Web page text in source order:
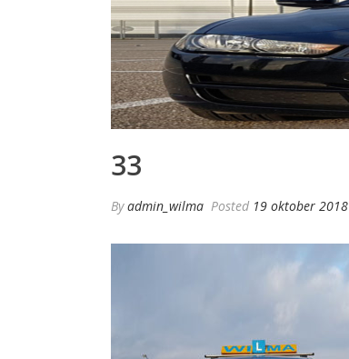
33
Byadmin_wilma Posted 19 oktober 2018